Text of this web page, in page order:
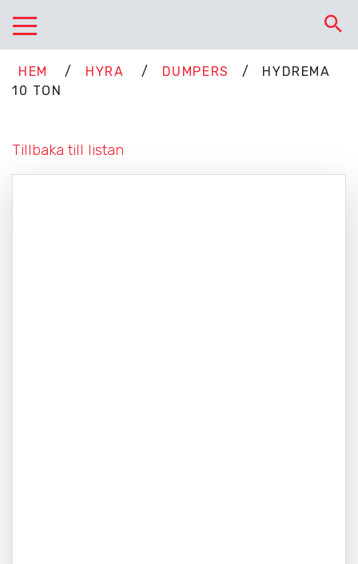
HEM
HYRA
KONTAKT
HEM / HYRA / DUMPERS /
HYDREMA
10 TON
Tillbaka till listan